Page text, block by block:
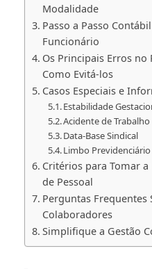
Modalidade
Passo a Passo
Funcionário
Os Principais Erros no
Como Evitá-los
Casos Especiais e
Estabilidade
Acidente de Trabalho
Data-Base Sindical
Limbo Previdenciário
Critérios para Tomar a
de Pessoal
Perguntas
Colaboradores
Simplifique a Gestão